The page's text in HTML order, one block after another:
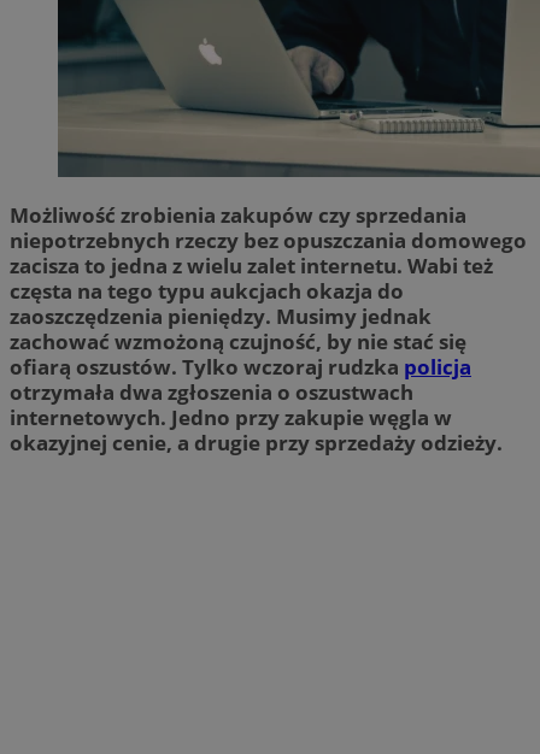
Możliwość zrobienia zakupów czy sprzedania
niepotrzebnych rzeczy bez opuszczania domowego
zacisza to jedna z wielu zalet internetu. Wabi też
częsta na tego typu aukcjach okazja do
zaoszczędzenia pieniędzy. Musimy jednak
zachować wzmożoną czujność, by nie stać się
ofiarą oszustów. Tylko wczoraj rudzka policja
otrzymała dwa zgłoszenia o oszustwach
internetowych. Jedno przy zakupie węgla w
okazyjnej cenie, a drugie przy sprzedaży odzieży.